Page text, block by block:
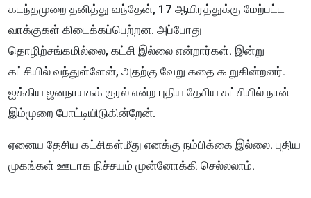
கடந்தமுறை தனித்து வந்தேன், 17 ஆயிரத்துக்கு மேற்பட்ட
வாக்குகள் கிடைக்கப்பெற்றன. அப்போது
தொழிற்சங்கமில்லை, கட்சி இல்லை என்றார்கள். இன்று
கட்சியில் வந்துள்ளேன், அதற்கு வேறு கதை கூறுகின்றனர்.
ஐக்கிய ஜனநாயகக் குரல் என்ற புதிய தேசிய கட்சியில் நான்
இம்முறை போட்டியிடுகின்றேன்.
ஏனைய தேசிய கட்சிகள்மீது எனக்கு நம்பிக்கை இல்லை. புதிய
முகங்கள் ஊடாக நிச்சயம் முன்னோக்கி செல்லலாம்.